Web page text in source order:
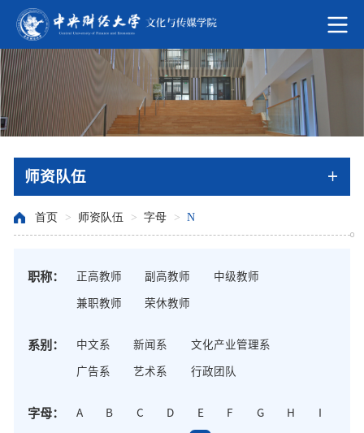
师资队伍
首页 > 师资队伍 > 字母 > N
职称： 正高教师 副高教师 中级教师
兼职教师 荣休教师
系别： 中文系 新闻系 文化产业管理系
广告系 艺术系 行政团队
字母： A B C D E F G H I